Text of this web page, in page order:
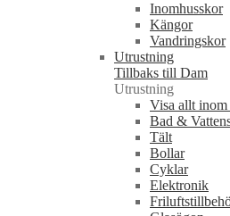
Inomhusskor
Kängor
Vandringskor
Utrustning
Tillbaks till Dam
Utrustning
Visa allt
Bad &
Tält
Bollar
Cyklar
Elektronik